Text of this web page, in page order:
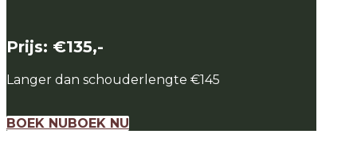
Prijs: €135,-
Langer dan schouderlengte €145
BOEK NUBOEK NU